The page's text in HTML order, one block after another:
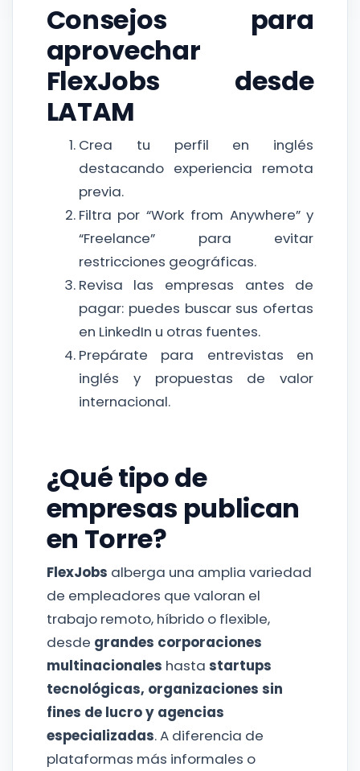
Consejos para
aprovechar
FlexJobs desde
LATAM
Crea tu perfil en inglés
destacando experiencia remota
previa.
Filtra por “Work from Anywhere” y
“Freelance” para evitar
restricciones geográficas.
Revisa las empresas antes de
pagar: puedes buscar sus ofertas
en LinkedIn u otras fuentes.
Prepárate para entrevistas en
inglés y propuestas de valor
internacional.
¿Qué tipo de
empresas publican
en Torre?
FlexJobs alberga una amplia variedad
de empleadores que valoran el
trabajo remoto, híbrido o flexible,
desde grandes corporaciones
multinacionales hasta startups
tecnológicas, organizaciones sin
fines de lucro y agencias
especializadas. A diferencia de
plataformas más informales o